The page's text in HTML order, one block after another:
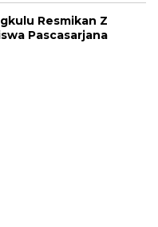
Resmikan Z
Pascasarjana